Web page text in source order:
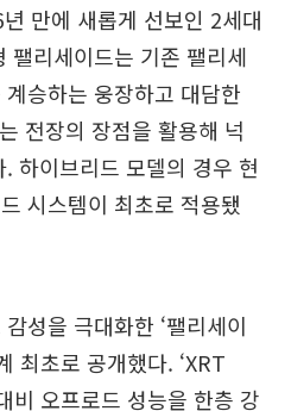
만에 새롭게 선보인 2세대
팰리세이드는 기존 팰리세
승하는 웅장하고 대담한
전장의 장점을 활용해 넉
하이브리드 모델의 경우 현
시스템이 최초로 적용됐
성을 극대화한 ‘팰리세이
최초로 공개했다. ‘XRT
비 오프로드 성능을 한층 강